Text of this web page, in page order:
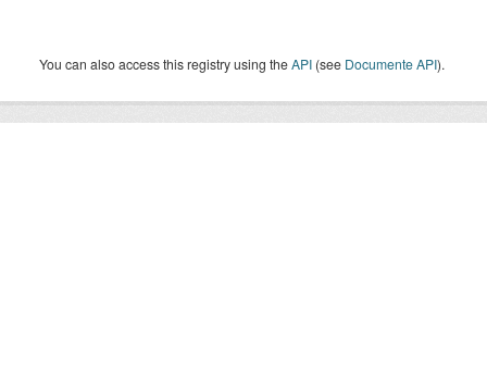
You can also access this registry using theAPI (see Documente API).